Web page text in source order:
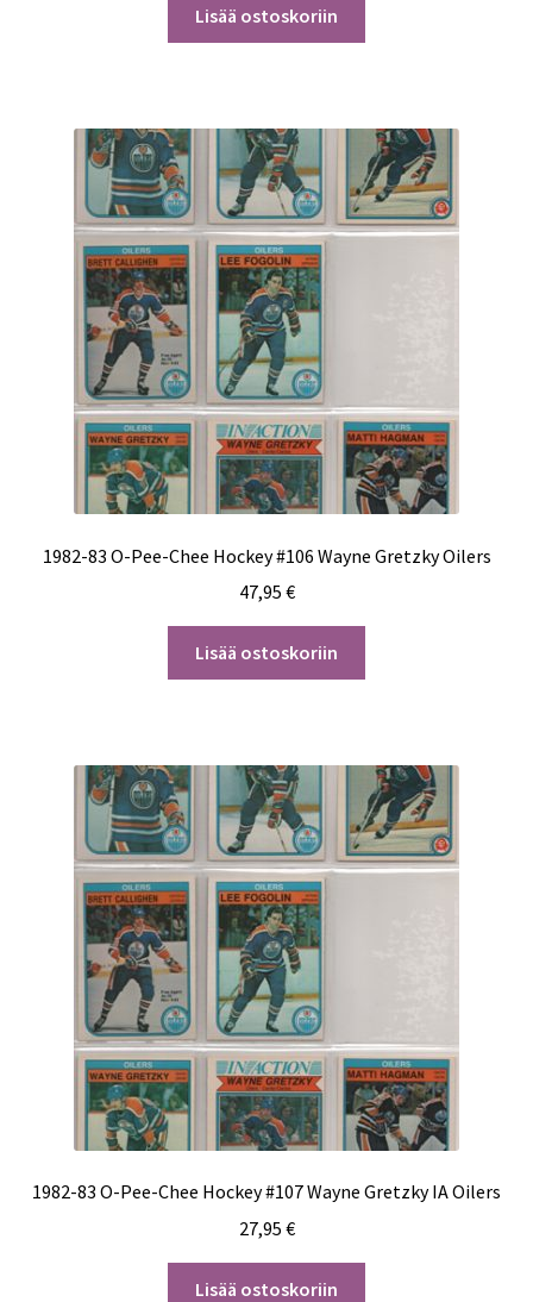
Lisää ostoskoriin
1982-83 O-Pee-Chee Hockey #106 Wayne Gretzky Oilers
47,95 €
Lisää ostoskoriin
1982-83 O-Pee-Chee Hockey #107 Wayne Gretzky IA Oilers
27,95 €
Lisää ostoskoriin